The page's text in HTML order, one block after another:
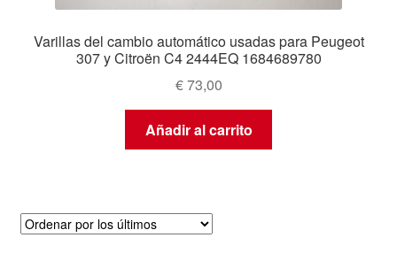
Varillas del cambio automático usadas para Peugeot
307 y Citroën C4 2444EQ 1684689780
€73,00
Añadir al carrito